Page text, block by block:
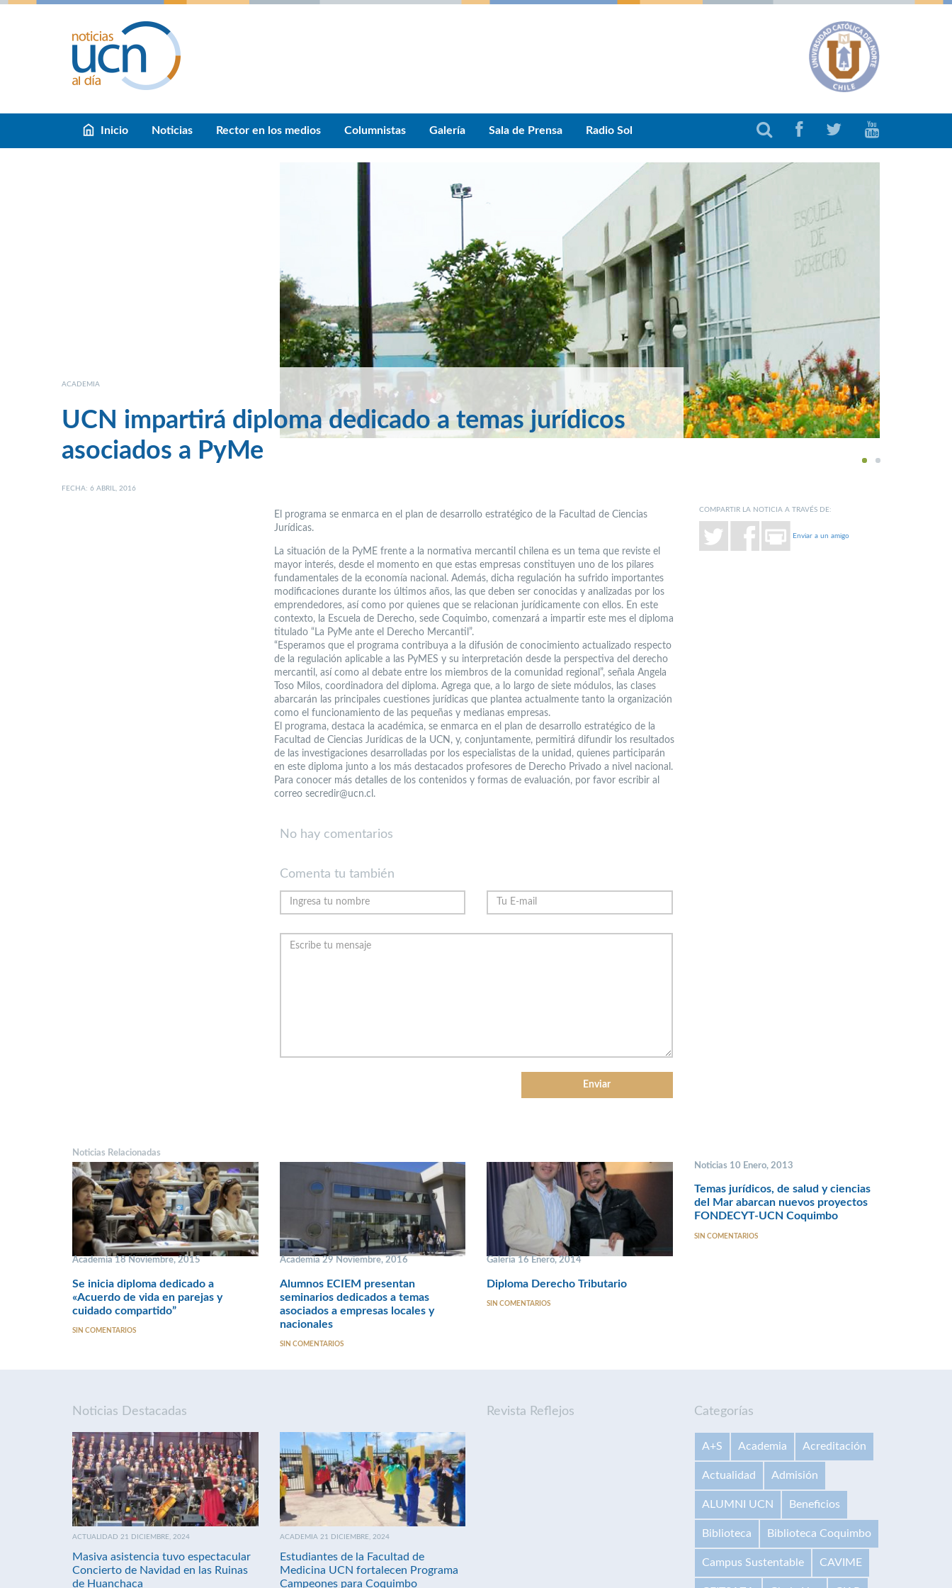
Inicio Noticias Rector en los medios Columnistas Galería Sala de Prensa Radio Sol
1 2
ACADEMIA
UCN impartirá diploma dedicado a temas jurídicos
asociados a PyMe
FECHA: 6 ABRIL, 2016
El programa se enmarca en el plan de desarrollo estratégico de la Facultad de Ciencias
Jurídicas.
La situación de la PyME frente a la normativa mercantil chilena es un tema que reviste el
mayor interés, desde el momento en que estas empresas constituyen uno de los pilares
fundamentales de la economía nacional. Además, dicha regulación ha sufrido importantes
modificaciones durante los últimos años, las que deben ser conocidas y analizadas por los
emprendedores, así como por quienes que se relacionan jurídicamente con ellos. En este
contexto, la Escuela de Derecho, sede Coquimbo, comenzará a impartir este mes el diploma
titulado “La PyMe ante el Derecho Mercantil”.
“Esperamos que el programa contribuya a la difusión de conocimiento actualizado respecto
de la regulación aplicable a las PyMES y su interpretación desde la perspectiva del derecho
mercantil, así como al debate entre los miembros de la comunidad regional”, señala Angela
Toso Milos, coordinadora del diploma. Agrega que, a lo largo de siete módulos, las clases
abarcarán las principales cuestiones jurídicas que plantea actualmente tanto la organización
como el funcionamiento de las pequeñas y medianas empresas.
El programa, destaca la académica, se enmarca en el plan de desarrollo estratégico de la
Facultad de Ciencias Jurídicas de la UCN, y, conjuntamente, permitirá difundir los resultados
de las investigaciones desarrolladas por los especialistas de la unidad, quienes participarán
en este diploma junto a los más destacados profesores de Derecho Privado a nivel nacional.
Para conocer más detalles de los contenidos y formas de evaluación, por favor escribir al
correo secredir@ucn.cl.
COMPARTIR LA NOTICIA A TRAVÉS DE:
Enviar a un amigo
No hay comentarios
Comenta tu también
Noticias Relacionadas
Academia 18 Noviembre, 2015
Se inicia diploma dedicado a
«Acuerdo de vida en parejas y
cuidado compartido”
SIN COMENTARIOS
Academia 29 Noviembre, 2016
Alumnos ECIEM presentan
seminarios dedicados a temas
asociados a empresas locales y
nacionales
SIN COMENTARIOS
Galería 16 Enero, 2014
Diploma Derecho Tributario
SIN COMENTARIOS
Noticias 10 Enero, 2013
Temas jurídicos, de salud y ciencias
del Mar abarcan nuevos proyectos
FONDECYT-UCN Coquimbo
SIN COMENTARIOS
Noticias Destacadas
ACTUALIDAD 21 DICIEMBRE, 2024
Masiva asistencia tuvo espectacular
Concierto de Navidad en las Ruinas
de Huanchaca
ACADEMIA 21 DICIEMBRE, 2024
Estudiantes de la Facultad de
Medicina UCN fortalecen Programa
Campeones para Coquimbo
Revista Reflejos Categorías
A+S Academia Acreditación
Actualidad Admisión
ALUMNI UCN Beneficios
Biblioteca Biblioteca Coquimbo
Campus Sustentable CAVIME